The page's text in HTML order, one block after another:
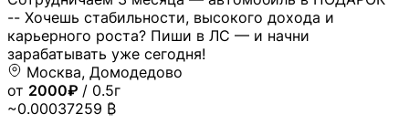
-- Хочешь стабильности, высокого дохода и
карьерного роста? Пиши в ЛС — и начни
зарабатывать уже сегодня!
Москва, Домодедово
от 2000₽ / 0.5г
~0.00037259 ₿